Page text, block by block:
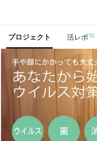
プロジェクト 活レポ10